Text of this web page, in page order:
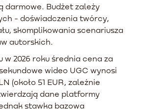
darmowe. Budżet zależy
- doświadczenia twórcy,
skomplikowania scenariusza
autorskich.
w 2026 roku średnia cena za
wideo UGC wynosi
(około 51 EUR, zależnie
dane platformy
stawka bazowa